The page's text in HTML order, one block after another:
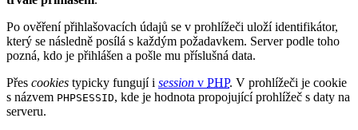
Po ověření přihlašovacích údajů se v prohlížeči uloží identifikátor,
který se následně posílá s každým požadavkem. Server podle toho
pozná, kdo je přihlášen a pošle mu příslušná data.
Přes cookies typicky fungují i session v PHP. V prohlížeči je cookie
s názvem PHPSESSID, kde je hodnota propojující prohlížeč s daty na
serveru.